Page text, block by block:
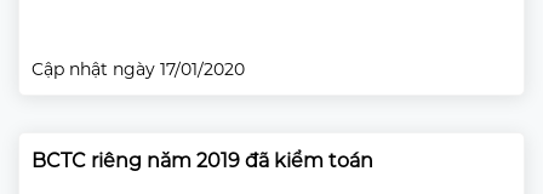
Cập nhật ngày 17/01/2020
BCTC riêng năm 2019 đã kiểm toán